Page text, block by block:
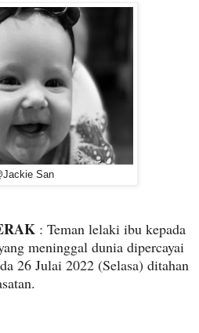
San
: Teman lelaki ibu kepada
meninggal dunia dipercayai
26 Julai 2022 (Selasa) ditahan